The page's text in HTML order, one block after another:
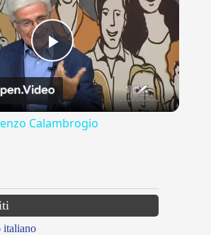
Play
Video
Calambrogio
italiano